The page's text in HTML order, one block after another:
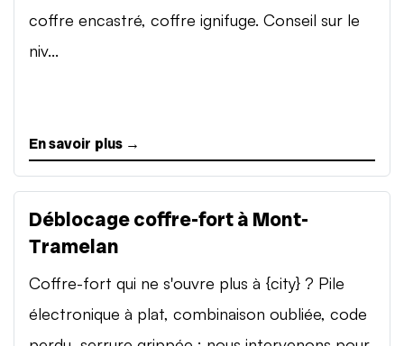
coffre encastré, coffre ignifuge. Conseil sur le
niv...
En savoir plus →
Déblocage coffre-fort à Mont-
Tramelan
Coffre-fort qui ne s'ouvre plus à {city} ? Pile
électronique à plat, combinaison oubliée, code